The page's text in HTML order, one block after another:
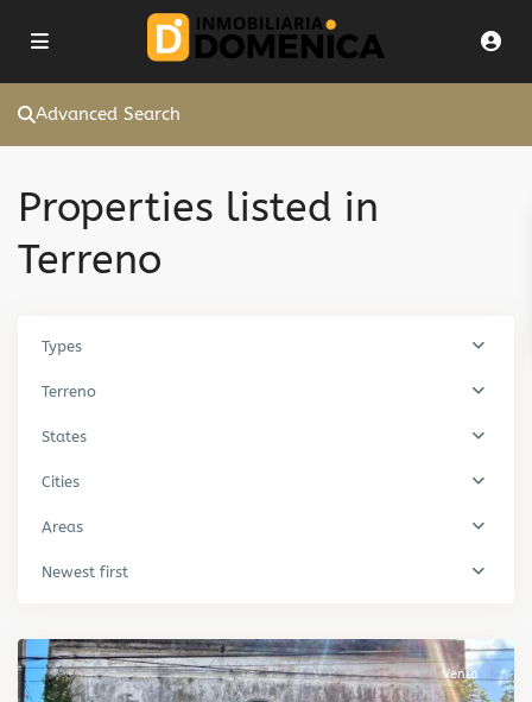
Advanced Search
Properties listed in
Terreno
Types
Terreno
States
Cities
Areas
Newest first
Venta